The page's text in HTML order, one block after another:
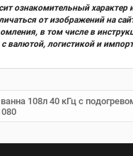
ознакомительный
от изображений на
в том числе в
валютой, логистикой и
108л 40 кГц с